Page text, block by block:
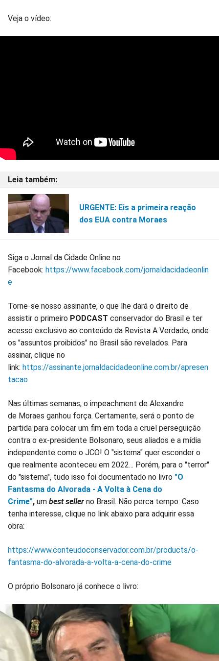
Veja o vídeo:
URGENTE: Eis a primeira reação
dos EUA contra Moraes
Siga o Jornal da Cidade Online no
Facebook: https://www.facebook.com/jornaldacidadeonlin
e
Torne-se nosso assinante, o que lhe dará o direito de
assistir o primeiro PODCAST conservador do Brasil e ter
acesso exclusivo ao conteúdo da Revista A Verdade, onde
os "assuntos proibidos" no Brasil são revelados. Para
assinar, clique no
link: https://assinante.jornaldacidadeonline.com.br/apresen
tacao
Nas últimas semanas, o impeachment de Alexandre
de Moraes ganhou força. Certamente, será o ponto de
partida para colocar um fim em toda a cruel perseguição
contra o ex-presidente Bolsonaro, seus aliados e a mídia
independente como o JCO! O "sistema" quer esconder o
que realmente aconteceu em 2022... Porém, para o "terror"
do "sistema", tudo isso foi documentado no livro "O
Fantasma do Alvorada - A Volta à Cena do
Crime", um best seller no Brasil. Não perca tempo. Caso
tenha interesse, clique no link abaixo para adquirir essa
obra:
https://www.conteudoconservador.com.br/products/o-
fantasma-do-alvorada-a-volta-a-cena-do-crime
O próprio Bolsonaro já conhece o livro: